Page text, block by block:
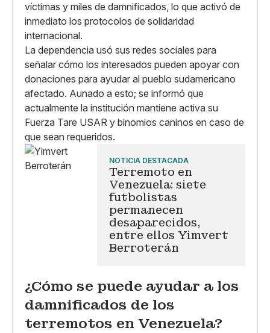
víctimas y miles de damnificados, lo que activó de
inmediato los protocolos de solidaridad
internacional.
La dependencia usó sus redes sociales para
señalar cómo los interesados pueden apoyar con
donaciones para ayudar al pueblo sudamericano
afectado. Aunado a esto; se informó que
actualmente la institución mantiene activa su
Fuerza Tare USAR y binomios caninos en caso de
que sean requeridos.
NOTICIA DESTACADA
Terremoto en
Venezuela: siete
futbolistas
permanecen
desaparecidos,
entre ellos Yimvert
Berroterán
¿Cómo se puede ayudar a los
damnificados de los
terremotos en Venezuela?